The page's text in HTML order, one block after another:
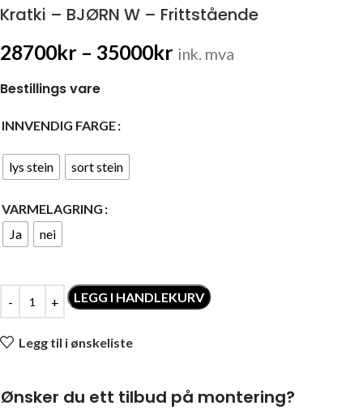
Kratki – BJØRN W – Frittstående
28700kr – 35000kr ink. mva
Bestillings vare
INNVENDIG FARGE
lys stein sort stein
VARMELAGRING
Ja
nei
LEGG I HANDLEKURV
Legg til i ønskeliste
Ønsker du ett tilbud på montering?